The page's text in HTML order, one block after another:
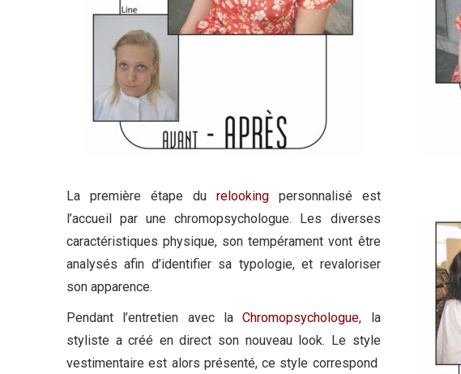
La première étape du relooking personnalisé est
l’accueil par une chromopsychologue. Les diverses
caractéristiques physique, son tempérament vont être
analysés afin d’identifier sa typologie, et revaloriser
son apparence.
Pendant l’entretien avec laChromopsychologue, la
styliste a créé en direct son nouveau look. Le style
vestimentaire est alors présenté, ce style correspond